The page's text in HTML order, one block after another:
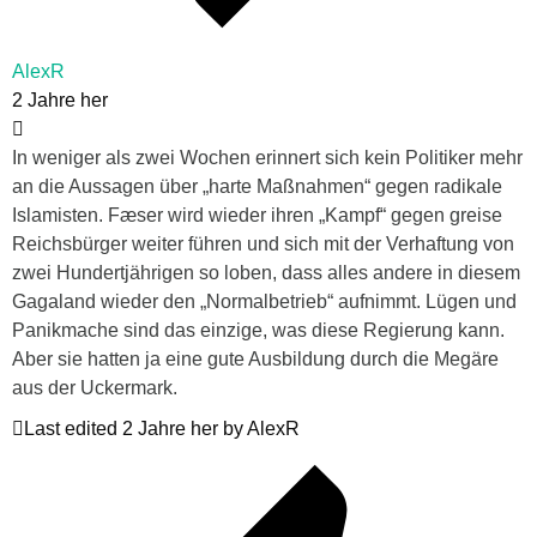
AlexR
2 Jahre her
In weniger als zwei Wochen erinnert sich kein Politiker mehr
an die Aussagen über „harte Maßnahmen“ gegen radikale
Islamisten. Fæser wird wieder ihren „Kampf“ gegen greise
Reichsbürger weiter führen und sich mit der Verhaftung von
zwei Hundertjährigen so loben, dass alles andere in diesem
Gagaland wieder den „Normalbetrieb“ aufnimmt. Lügen und
Panikmache sind das einzige, was diese Regierung kann.
Aber sie hatten ja eine gute Ausbildung durch die Megäre
aus der Uckermark.
Last edited 2 Jahre her by AlexR